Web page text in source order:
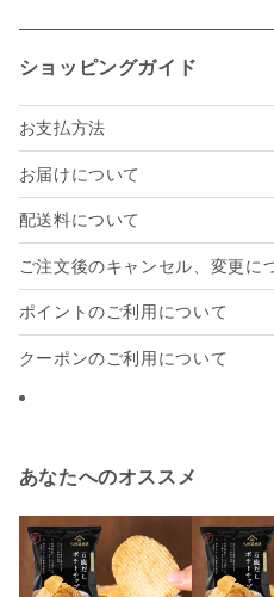
ショッピングガイド
お支払方法
お届けについて
配送料について
ご注文後のキャンセル、変更に
ポイントのご利用について
クーポンのご利用について
あなたへのオススメ